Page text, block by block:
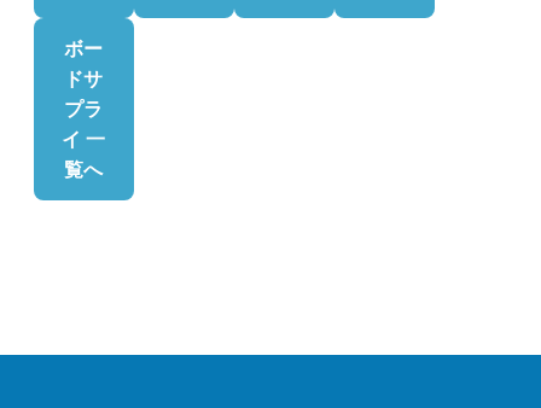
ボー
ドサ
プラ
イ 一
覧へ